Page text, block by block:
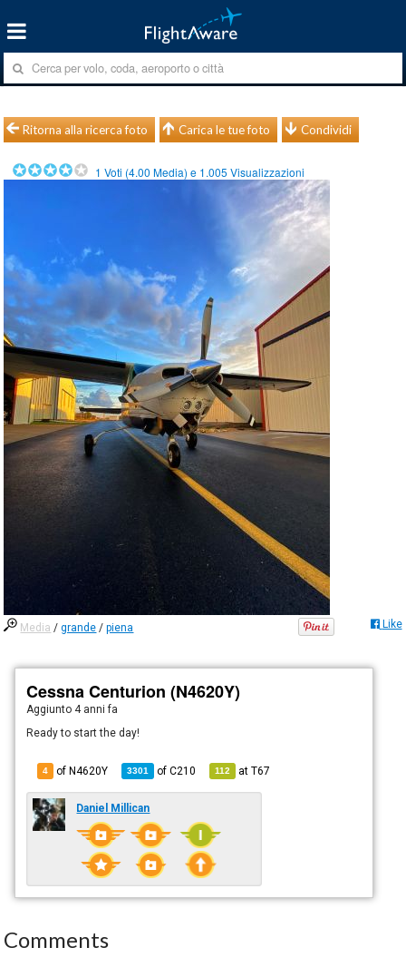
Ritorna alla ricerca foto Carica le tue foto Condividi
1 Voti (4.00 Media) e 1.005 Visualizzazioni
Media /grande /piena Like
Cessna Centurion (N4620Y)
Aggiunto 4 anni fa
Ready to start the day!
4 of N4620Y 3301 ofC210 112 atT67
Daniel Millican
Comments